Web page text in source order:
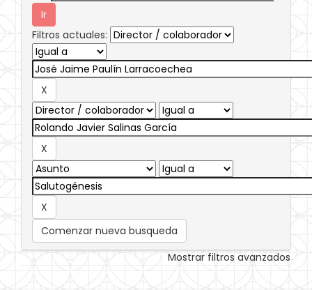
Filtros actuales:
Comenzar nueva busqueda
Mostrar filtros avanzados